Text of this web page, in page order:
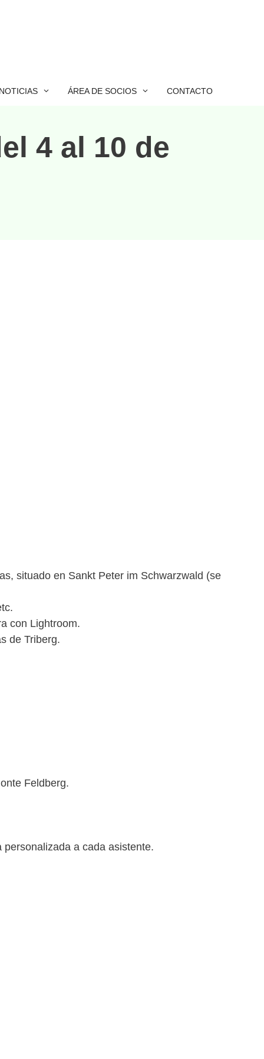
ÁREA DE SOCIOS CONTACTO
4 al 10 de
situado en Sankt Peter im Schwarzwald (se
con Lightroom.
de Triberg.
Feldberg.
a cada asistente.